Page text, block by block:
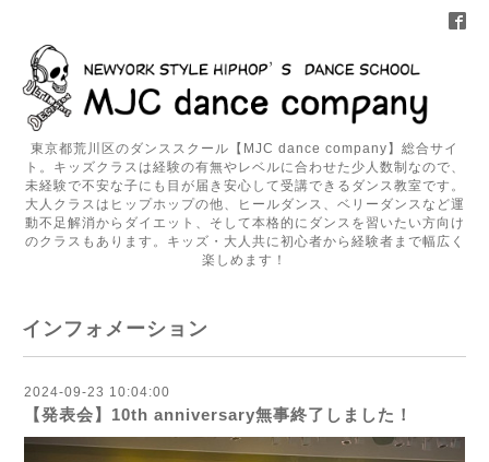
東京都荒川区のダンススクール【MJC dance company】総合サイ
ト。キッズクラスは経験の有無やレベルに合わせた少人数制なので、
未経験で不安な子にも目が届き安心して受講できるダンス教室です。
大人クラスはヒップホップの他、ヒールダンス、ベリーダンスなど運
動不足解消からダイエット、そして本格的にダンスを習いたい方向け
のクラスもあります。キッズ・大人共に初心者から経験者まで幅広く
楽しめます！
インフォメーション
2024-09-23 10:04:00
【発表会】10th anniversary無事終了しました！